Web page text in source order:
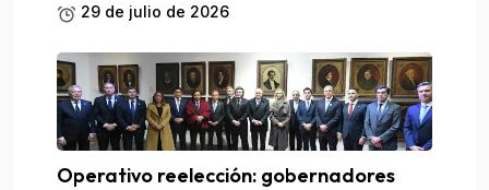
29 de julio de 2026
Operativo reelección: gobernadores